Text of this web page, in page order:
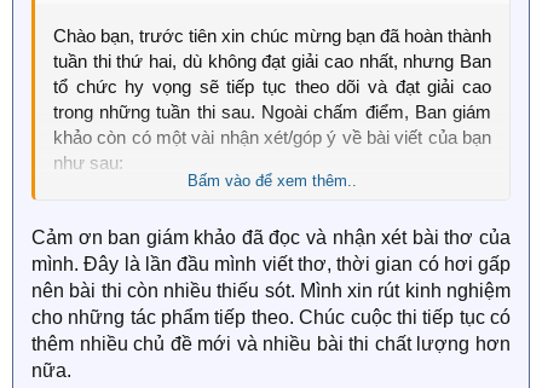
Chào bạn, trước tiên xin chúc mừng bạn đã hoàn thành
tuần thi thứ hai, dù không đạt giải cao nhất, nhưng Ban
tổ chức hy vọng sẽ tiếp tục theo dõi và đạt giải cao
trong những tuần thi sau. Ngoài chấm điểm, Ban giám
khảo còn có một vài nhận xét/góp ý về bài viết của bạn
như sau:
cách dùng từ của bạn nó rất bình thường, thiếu vần
điệu. Bạn có thể không gieo vần nhưng quan trọng là
bạn phải chọn lọc từ ngữ sao cho nó hợp với nhịp điệu
bài thơ thì nó mới hay được.
Ví dụ:
Bấm vào để xem thêm..
Cảm ơn ban giám khảo đã đọc và nhận xét bài thơ của
mình. Đây là lần đầu mình viết thơ, thời gian có hơi gấp
nên bài thi còn nhiều thiếu sót. Mình xin rút kinh nghiệm
cho những tác phẩm tiếp theo. Chúc cuộc thi tiếp tục có
thêm nhiều chủ đề mới và nhiều bài thi chất lượng hơn
nữa.